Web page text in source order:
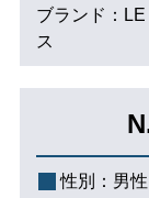
ブランド：
ス
性別： 男性